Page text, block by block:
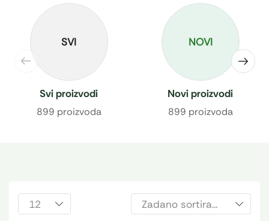
SVI
Svi proizvodi
899 proizvoda
NOVI
Novi proizvodi
899 proizvoda